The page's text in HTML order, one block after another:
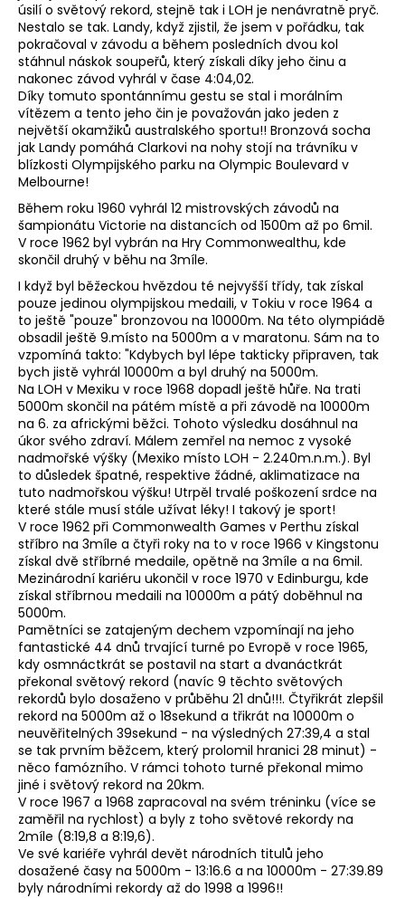
úsilí o světový rekord, stejně tak i LOH je nenávratně pryč.
Nestalo se tak. Landy, když zjistil, že jsem v pořádku, tak
pokračoval v závodu a během posledních dvou kol
stáhnul náskok soupeřů, který získali díky jeho činu a
nakonec závod vyhrál v čase 4:04,02.
Díky tomuto spontánnímu gestu se stal i morálním
vítězem a tento jeho čin je považován jako jeden z
největší okamžiků australského sportu!! Bronzová socha
jak Landy pomáhá Clarkovi na nohy stojí na trávníku v
blízkosti Olympijského parku na Olympic Boulevard v
Melbourne!
Během roku 1960 vyhrál 12 mistrovských závodů na
šampionátu Victorie na distancích od 1500m až po 6mil.
V roce 1962 byl vybrán na Hry Commonwealthu, kde
skončil druhý v běhu na 3míle.
I když byl běžeckou hvězdou té nejvyšší třídy, tak získal
pouze jedinou olympijskou medaili, v Tokiu v roce 1964 a
to ještě "pouze" bronzovou na 10000m. Na této olympiádě
obsadil ještě 9.místo na 5000m a v maratonu. Sám na to
vzpomíná takto: "Kdybych byl lépe takticky připraven, tak
bych jistě vyhrál 10000m a byl druhý na 5000m.
Na LOH v Mexiku v roce 1968 dopadl ještě hůře. Na trati
5000m skončil na pátém místě a při závodě na 10000m
na 6. za africkými běžci. Tohoto výsledku dosáhnul na
úkor svého zdraví. Málem zemřel na nemoc z vysoké
nadmořské výšky (Mexiko místo LOH - 2.240m.n.m.). Byl
to důsledek špatné, respektive žádné, aklimatizace na
tuto nadmořskou výšku! Utrpěl trvalé poškození srdce na
které stále musí stále užívat léky! I takový je sport!
V roce 1962 při Commonwealth Games v Perthu získal
stříbro na 3míle a čtyři roky na to v roce 1966 v Kingstonu
získal dvě stříbrné medaile, opětně na 3míle a na 6mil.
Mezinárodní kariéru ukončil v roce 1970 v Edinburgu, kde
získal stříbrnou medaili na 10000m a pátý doběhnul na
5000m.
Pamětníci se zatajeným dechem vzpomínají na jeho
fantastické 44 dnů trvající turné po Evropě v roce 1965,
kdy osmnáctkrát se postavil na start a dvanáctkrát
překonal světový rekord (navíc 9 těchto světových
rekordů bylo dosaženo v průběhu 21 dnů!!!. Čtyřikrát zlepšil
rekord na 5000m až o 18sekund a třikrát na 10000m o
neuvěřitelných 39sekund - na výsledných 27:39,4 a stal
se tak prvním běžcem, který prolomil hranici 28 minut) -
něco famózního. V rámci tohoto turné překonal mimo
jiné i světový rekord na 20km.
V roce 1967 a 1968 zapracoval na svém tréninku (více se
zaměřil na rychlost) a byly z toho světové rekordy na
2míle (8:19,8 a 8:19,6).
Ve své kariéře vyhrál devět národních titulů jeho
dosažené časy na 5000m - 13:16.6 a na 10000m - 27:39.89
byly národními rekordy až do 1998 a 1996!!
000
Kč